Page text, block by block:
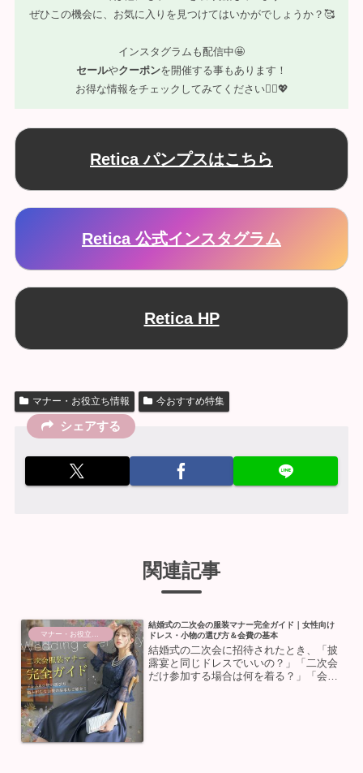
ぜひこの機会に、お気に入りを見つけてはいかがでしょうか？🥰
インスタグラムも配信中🤩
セールやクーポンを開催する事もあります！
お得な情報をチェックしてみてください💁‍♀️💖
Retica パンプスはこちら
Retica 公式インスタグラム
Retica HP
マナー・お役立ち情報 今おすすめ特集
シェアする
関連記事
マナー・お役立ち情報
結婚式の二次会の服装マナー完全ガイド｜女性向け
ドレス・小物の選び方＆会費の基本
結婚式の二次会に招待されたとき、「披
露宴と同じドレスでいいの？」「二次会
だけ参加する場合は何を着る？」「会費